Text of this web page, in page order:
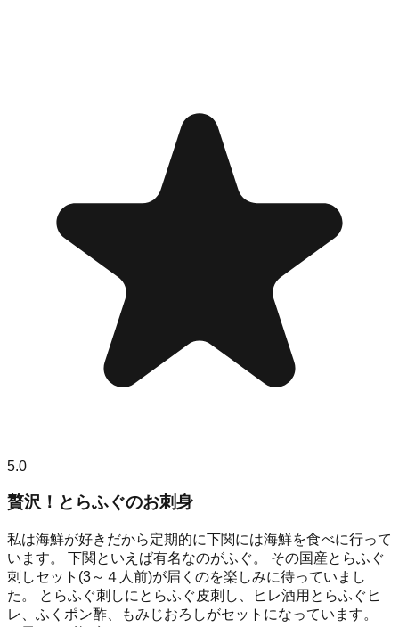
5.0
贅沢！とらふぐのお刺身
私は海鮮が好きだから定期的に下関には海鮮を食べに行って
います。 下関といえば有名なのがふぐ。 その国産とらふぐ
刺しセット(3～４人前)が届くのを楽しみに待っていまし
た。 とらふぐ刺しにとらふぐ皮刺し、ヒレ酒用とらふぐヒ
レ、ふくポン酢、もみじおろしがセットになっています。